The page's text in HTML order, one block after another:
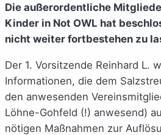
Die außerordentliche
Kinder in Not OWL hat
nicht weiter fortbestehen zu
Der 1. Vorsitzende Reinhard L.
Informationen, die dem
den anwesenden
Löhne-Gohfeld (!) anwesend)
nötigen Maßnahmen zur